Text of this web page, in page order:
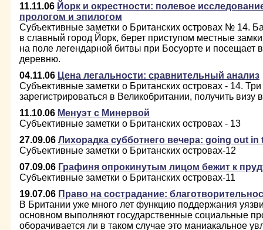
11.11.06 Йорк и окрестности: полевое
прологом и эпилогом
Субъективные заметки о Британских островах № 14.
в славный город Йорк, берет приступом местные
на поле легендарной битвы при Босуорте и посещает
деревню.
04.11.06 Цена легальности: сравнительный анализ
Субъективные заметки о Британских островах - 14.
зарегистрироваться в Великобритании, получить
11.10.06 Менуэт с Минервой
Субъективные заметки о Британских островах - 13
27.09.06 Лихорадка субботнего вечера: going out in
Субъективные заметки о Британских островах-12
07.09.06 Графиня опрокинутым лицом бежит к
Субъективные заметки о Британских островах-11
19.07.06 Право на сострадание:
В Британии уже много лет функцию поддержания
основном выполняют государственные социальные
оборачивается ли в таком случае это маниакальное